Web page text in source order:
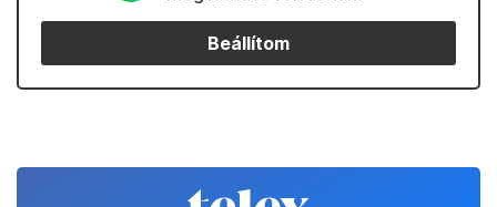
Beállítom